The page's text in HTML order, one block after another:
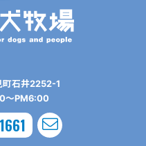
町⽯井2252-1
〜PM6:00